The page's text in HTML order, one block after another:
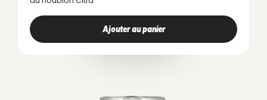
Ajouter au panier